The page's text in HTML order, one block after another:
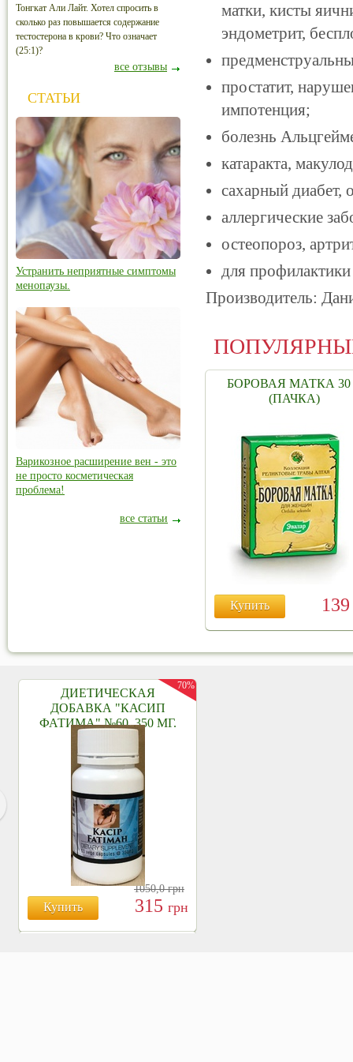
матки, кисты
эндометрит,
простатит,
импотенция;
болезнь
катаракта,
сахарный диабет,
аллергические
остеопороз,
для
Производитель:
БОРОВАЯ МАТКА 30
(ПАЧКА)
Купить
Тонгкат Али Лайт. Хотел спросить в
сколько раз повышается содержание
тестостерона в крови? Что означает
(25:1)?
все отзывы
СТАТЬИ
Устранить неприятные симптомы
менопаузы.
Варикозное расширение вен - это
не просто косметическая
проблема!
все статьи
ДИЕТИЧЕСКАЯ
ДОБАВКА "КАСИП
ФАТИМА" №60, 350 МГ.
Купить
1050,0грн
315 грн
70%